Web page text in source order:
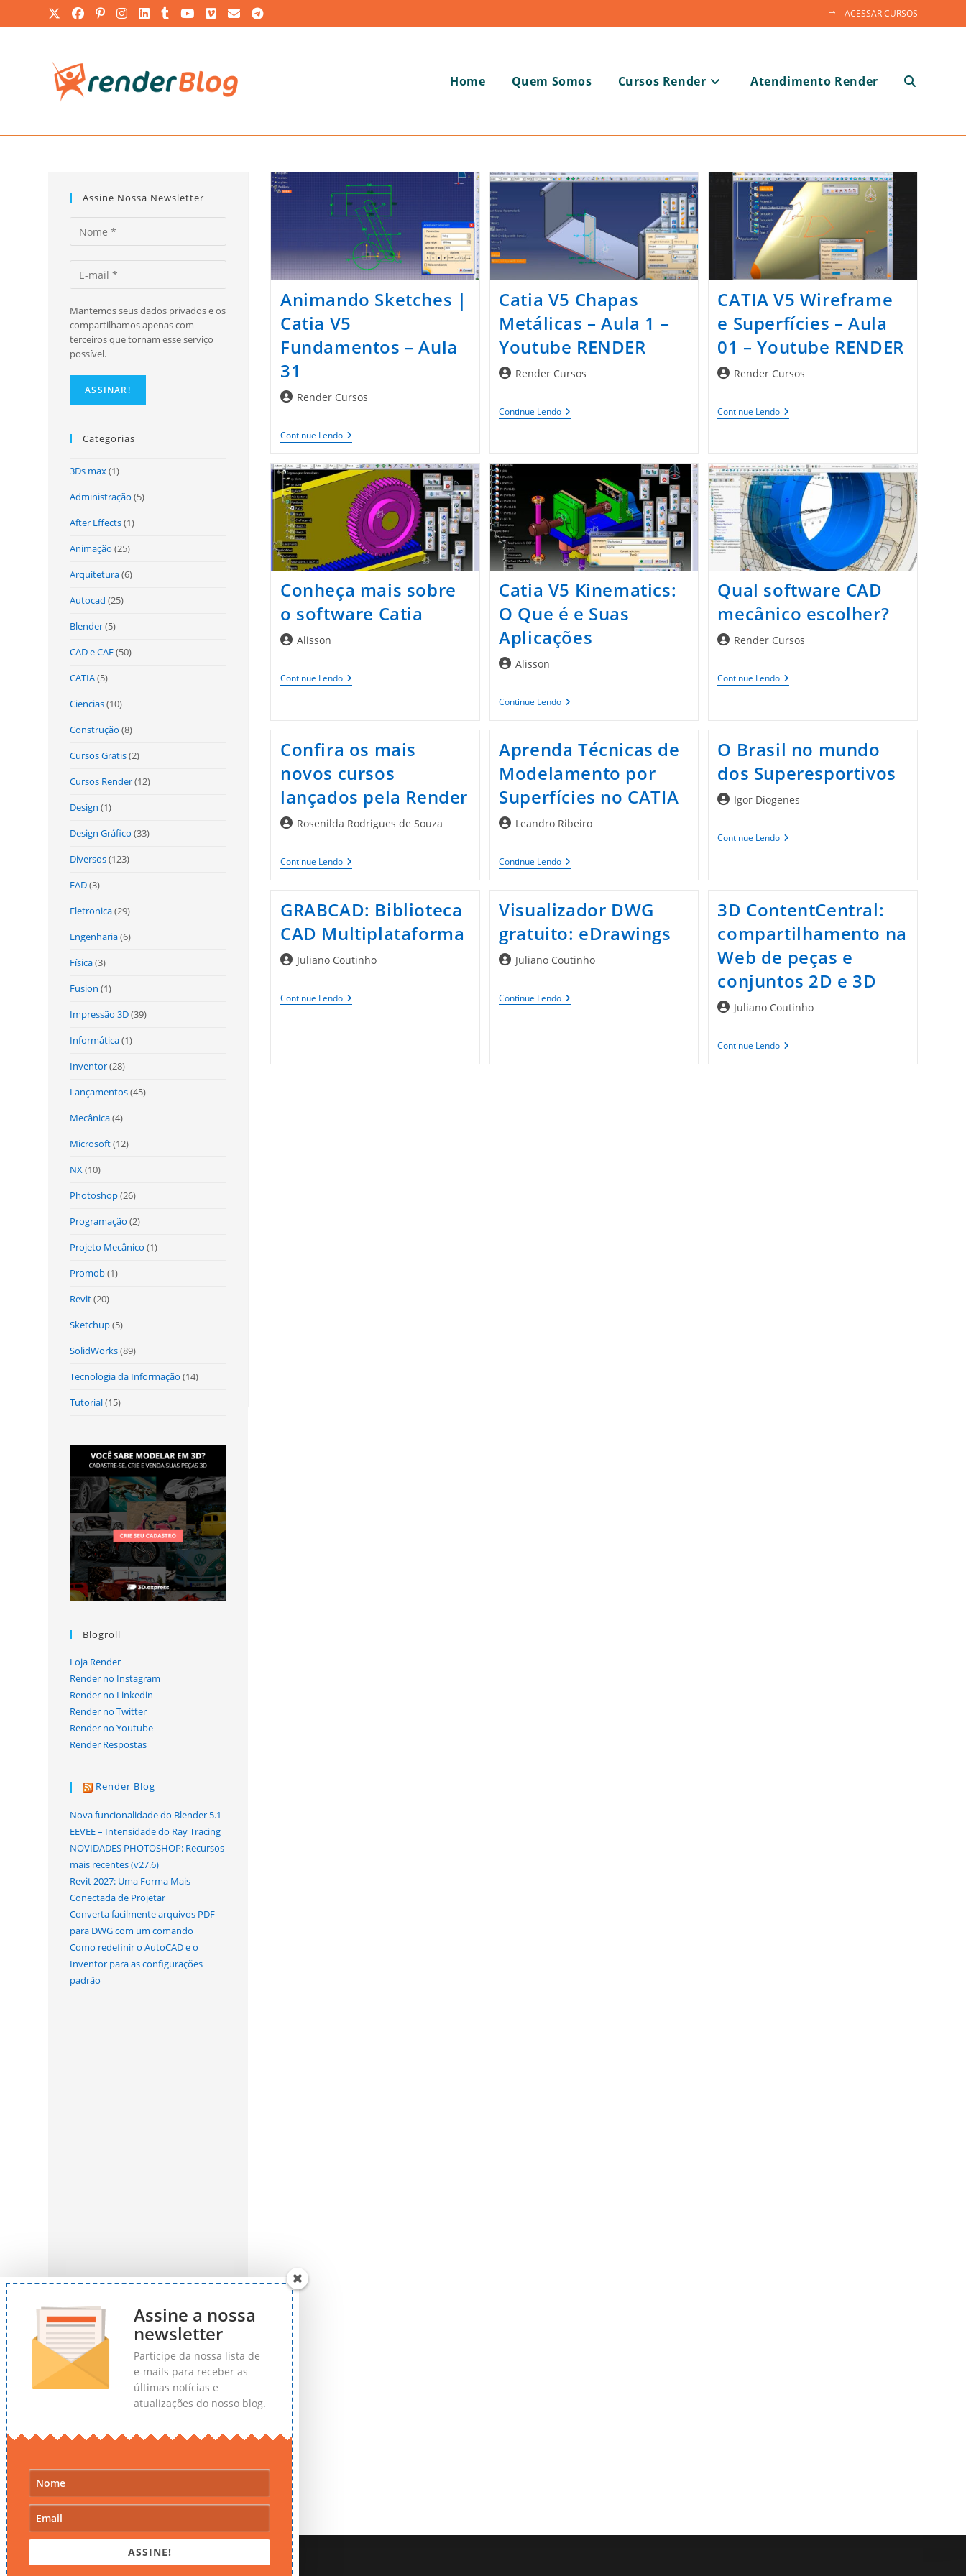
para
ACESSAR CURSOS
Home Quem Somos Cursos Render Atendimento Render Alternar
Animando Sketches |
Catia V5
Fundamentos – Aula
31
AutorRender Cursos
Continue LendoAnimando
Sketches
Catia
V5
Fundamentos
Aula
31
Catia V5 Chapas
Metálicas – Aula 1 –
Youtube RENDER
AutorRender Cursos
Continue LendoCatia
V5
–
Youtube
RENDER
CATIA V5 Wireframe
e Superfícies – Aula
01 – Youtube RENDER
AutorRender Cursos
Continue LendoCATIA
V5
–
Aula
01
–
Youtube
RENDER
Conheça mais sobre
o software Catia
AutorAlisson
Continue LendoConheça
Mais
Catia V5 Kinematics:
O Que é e Suas
Aplicações
AutorAlisson
Continue LendoCatia
V5
Que
É
E
Suas
Aplicações
Qual software CAD
mecânico escolher?
AutorRender Cursos
Continue LendoQual
Software
Confira os mais
novos cursos
lançados pela Render
AutorRosenilda Rodrigues de Souza
Continue LendoConfira
Os
Cursos
Lançados
Pela
Render
Aprenda Técnicas de
Modelamento por
Superfícies no CATIA
AutorLeandro Ribeiro
Continue LendoAprenda
Técnicas
Por
Superfícies
No
CATIA
O Brasil no mundo
dos Superesportivos
AutorIgor Diogenes
Continue LendoO
Brasil
GRABCAD: Biblioteca
CAD Multiplataforma
AutorJuliano Coutinho
Continue LendoGRABCAD:
Biblioteca
Visualizador DWG
gratuito: eDrawings
AutorJuliano Coutinho
Continue LendoVisualizador
DWG
3D ContentCentral:
compartilhamento na
Web de peças e
conjuntos 2D e 3D
AutorJuliano Coutinho
Continue Lendo3D
ContentCentral:
Assine Nossa Newsletter
Mantemos seus dados privados e os
compartilhamos apenas com
terceiros que tornam esse serviço
possível.
Categorias
3Ds max(1)
Administração (5)
After Effects(1)
Animação (25)
Arquitetura(6)
Autocad (25)
Blender(5)
CAD e CAE(50)
CATIA(5)
Ciencias(10)
Construção (8)
Cursos Gratis(2)
Cursos Render(12)
Design (1)
Design Gráfico (33)
Diversos(123)
EAD(3)
Eletronica(29)
Engenharia(6)
Física(3)
Fusion (1)
Impressão 3D(39)
Informática(1)
Inventor(28)
Lançamentos(45)
Mecânica(4)
Microsoft(12)
NX(10)
Photoshop(26)
Programação (2)
Projeto Mecânico (1)
Promob(1)
Revit(20)
Sketchup(5)
SolidWorks(89)
Tecnologia da Informação (14)
Tutorial(15)
Blogroll
Loja Render
Render no Instagram
Render no Linkedin
Render no Twitter
Render no Youtube
Render Respostas
Render Blog
Nova funcionalidade do Blender 5.1
EEVEE – Intensidade do Ray Tracing
NOVIDADES PHOTOSHOP: Recursos
mais recentes (v27.6)
Revit 2027: Uma Forma Mais
Conectada de Projetar
Converta facilmente arquivos PDF
para DWG com um comando
Como redefinir o AutoCAD e o
Inventor para as configurações
padrão
© Render Cursos - Todos os direitos reservados
Assine a nossa
newsletter
Participe da nossa lista de
e-mails para receber as
últimas notícias e
atualizações do nosso blog.
ASSINE!